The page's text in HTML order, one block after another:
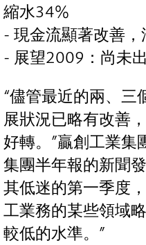
縮水34%
- 現金流顯著改善
- 展望2009：尚未
“儘管最近的兩、三
展狀況已略有改善
好轉。”贏創工業集
集團半年報的新聞
其低迷的第一季度
工業務的某些領域
較低的水準。”